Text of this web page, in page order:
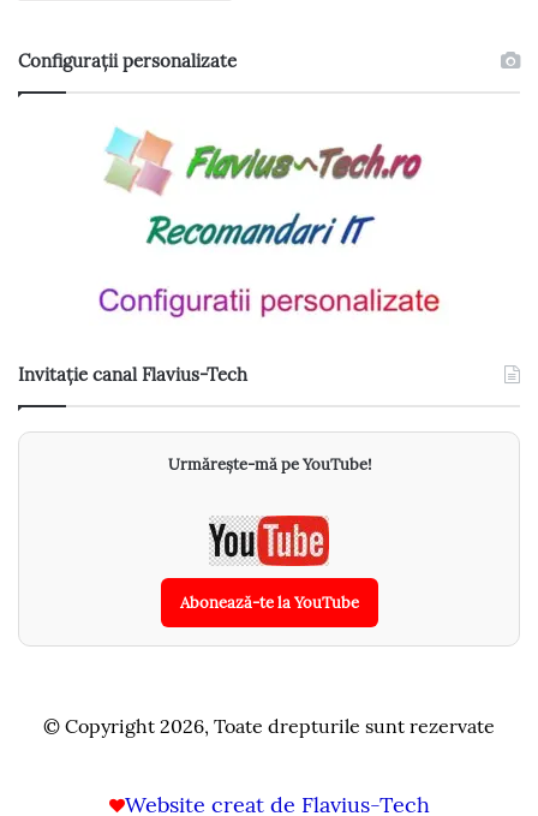
Configurații personalizate
Invitație canal Flavius-Tech
Urmărește-mă pe YouTube!
Abonează-te la YouTube
© Copyright 2026, Toate drepturile sunt rezervate
Website creat de Flavius-Tech